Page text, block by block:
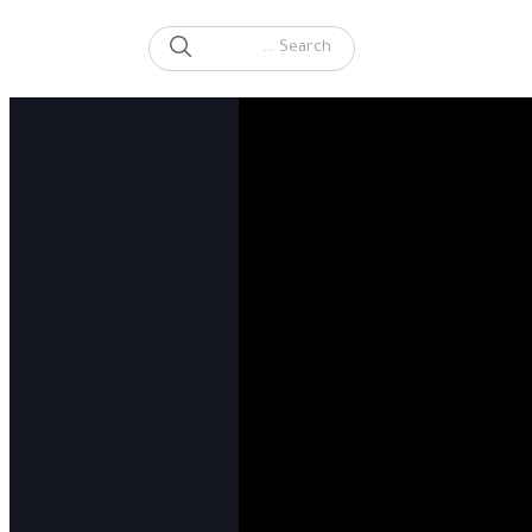
Search for:
SEARCH